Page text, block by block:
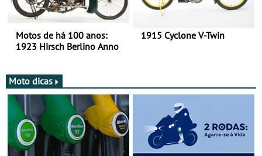
Motos de há 100 anos:
1923 Hirsch Berlino Anno
1915 Cyclone V-Twin
Moto dicas